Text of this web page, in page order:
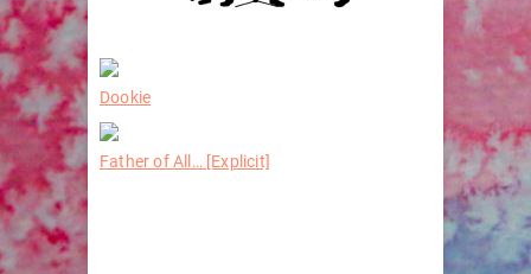
Dookie
Father of All… [Explicit]